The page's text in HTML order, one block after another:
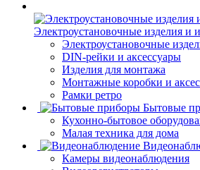
Электроустановочные изделия и
Электроустановочные
DIN-рейки и аксессуары
Изделия для монтажа
Монтажные коробки и
Рамки ретро
Бытовые
Кухонно-бытовое
Малая техника для дома
Камеры видеонаблюдения